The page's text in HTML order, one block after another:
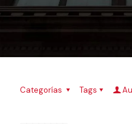
Categorías Tags